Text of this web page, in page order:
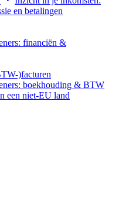
en betalingen
financiën &
)facturen
boekhouding & BTW
een niet-EU land